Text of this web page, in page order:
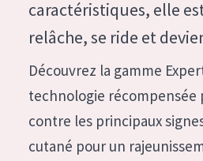
Hydratation et éclat
Réduction des rides
Régénération de la peau
Raffermissement de la peau
Peau ménopausée
German
Spanish
Greek
caractéristiques, elle
relâche, se ride et
Découvrez la gamme
technologie récompensée
contre les principaux
cutané pour un